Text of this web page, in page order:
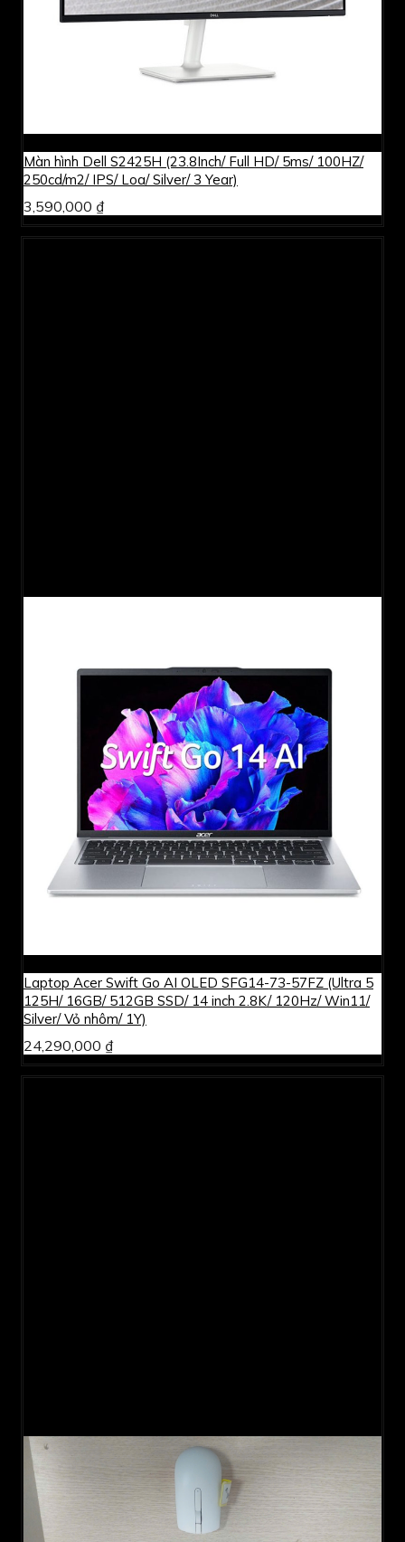
Màn hình Dell S2425H (23.8Inch/ Full HD/ 5ms/ 100HZ/
250cd/m2/ IPS/ Loa/ Silver/ 3 Year)
3,590,000 ₫
Laptop Acer Swift Go AI OLED SFG14-73-57FZ (Ultra 5
125H/ 16GB/ 512GB SSD/ 14 inch 2.8K/ 120Hz/ Win11/
Silver/ Vỏ nhôm/ 1Y)
24,290,000 ₫